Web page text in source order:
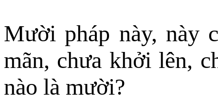
Mười pháp này, này
mãn, chưa khởi lên,
nào là mười?